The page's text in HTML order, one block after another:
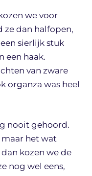
we voor
ze dan halfopen,
sierlijk stuk
een haak.
van zware
organza was heel
nooit gehoord.
het wat
kozen we de
nog wel eens,